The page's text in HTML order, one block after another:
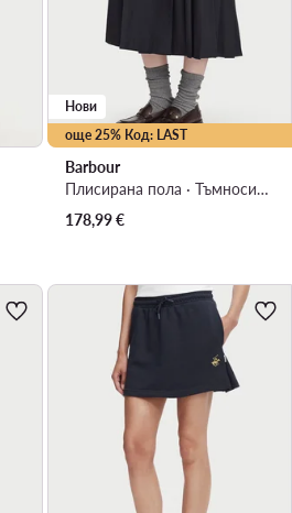
още 25% Код: LAST
Нови
Barbour
Плисирана пола · Тъмносин · Миди
178,99€